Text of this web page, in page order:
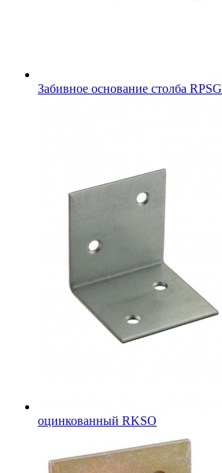
Забивное основание столба RPSG
оцинкованный RKSО